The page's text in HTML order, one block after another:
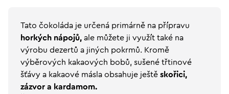
Tato čokoláda je určená primárně na přípravu
horkých nápojů, ale můžete ji využít také na
výrobu dezertů a jiných pokrmů. Kromě
výběrových kakaových bobů, sušené třtinové
šťávy a kakaové másla obsahuje ještě skořici,
zázvor a kardamom.